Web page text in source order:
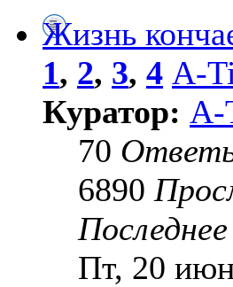
Жизнь
1, 2, 3, 4 A-
Куратор: A-
70
6890
Пт, 20